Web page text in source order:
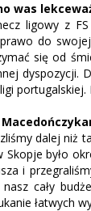
was
ligowy z
do
się od
dyspozycji.
portugalskiej.
dalej niż
było
i
cały
łatwych